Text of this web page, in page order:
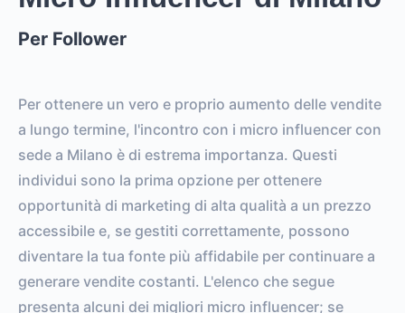
0
ENGAGEMENT RATE
Per Follower
Per ottenere un vero e proprio aumento delle vendite
a lungo termine, l'incontro con i micro influencer con
sede a Milano è di estrema importanza. Questi
individui sono la prima opzione per ottenere
opportunità di marketing di alta qualità a un prezzo
accessibile e, se gestiti correttamente, possono
diventare la tua fonte più affidabile per continuare a
generare vendite costanti. L'elenco che segue
presenta alcuni dei migliori micro influencer; se